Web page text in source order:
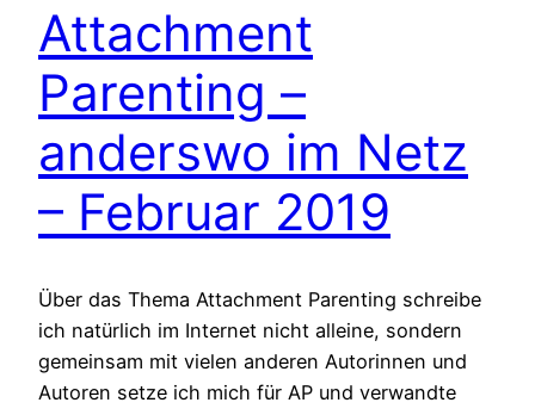
Attachment
Parenting –
anderswo im Netz
– Februar 2019
Über das Thema Attachment Parenting schreibe
ich natürlich im Internet nicht alleine, sondern
gemeinsam mit vielen anderen Autorinnen und
Autoren setze ich mich für AP und verwandte